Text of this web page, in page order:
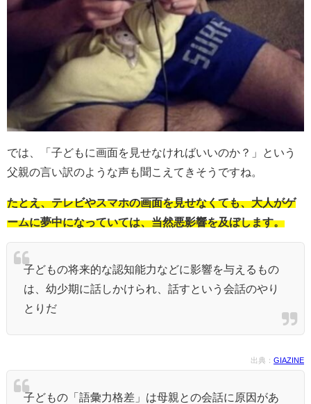
では、「子どもに画面を見せなければいいのか？」という
父親の言い訳のような声も聞こえてきそうですね。
たとえ、テレビやスマホの画面を見せなくても、大人がゲ
ームに夢中になっていては、当然悪影響を及ぼします。
子どもの将来的な認知能力などに影響を与えるもの
は、幼少期に話しかけられ、話すという会話のやり
とりだ
出典： GIAZINE
子どもの「語彙力格差」は母親との会話に原因があ